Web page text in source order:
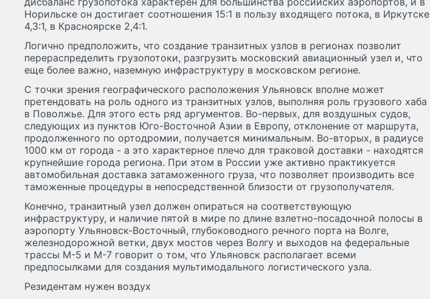
Норильске он достигает соотношения 15:1 в пользу входящего потока, в Иркутске
4,3:1, в Красноярске 2,4:1.
Логично предположить, что создание транзитных узлов в регионах позволит
перераспределить грузопотоки, разгрузить московский авиационный узел и, что
еще более важно, наземную инфраструктуру в московском регионе.
С точки зрения географического расположения Ульяновск вполне может
претендовать на роль одного из транзитных узлов, выполняя роль грузового хаба
в Поволжье. Для этого есть ряд аргументов. Во-первых, для воздушных судов,
следующих из пунктов Юго-Восточной Азии в Европу, отклонение от маршрута,
продолженного по ортодромии, получается минимальным. Во-вторых, в радиусе
1000 км от города - а это характерное плечо для траковой доставки - находятся
крупнейшие города региона. При этом в России уже активно практикуется
автомобильная доставка затаможенного груза, что позволяет производить все
таможенные процедуры в непосредственной близости от грузополучателя.
Конечно, транзитный узел должен опираться на соответствующую
инфраструктуру, и наличие пятой в мире по длине взлетно-посадочной полосы в
аэропорту Ульяновск-Восточный, глубоководного речного порта на Волге,
железнодорожной ветки, двух мостов через Волгу и выходов на федеральные
трассы М-5 и М-7 говорит о том, что Ульяновск располагает всеми
предпосылками для создания мультимодального логистического узла.
Резидентам нужен воздух